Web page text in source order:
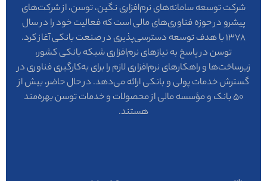
شرکت توسعه سامانه‌های نرم‌افزاری نگین، توسن، از شرکت‌های
پیشرو در حوزه فناوری‌های مالی است که فعالیت خود را در سال
۱۳۷۸ با هدف توسعه دسترسی‌پذیری در صنعت بانکی آغاز کرد.
توسن در پاسخ به نیازهای نرم‌افزاری شبکه بانکی کشور،
زیرساخت‌ها و راهکارهای نرم‌افزاری لازم را برای به‌کارگیری فناوری در
گسترش خدمات پولی و بانکی ارائه می‌دهد. در حال حاضر، بیش از
۵۰ بانک و مؤسسه مالی از محصولات و خدمات توسن بهره‌مند
هستند.